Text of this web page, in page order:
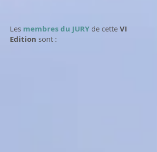
Les membres du JURY de cette VI
Edition sont :